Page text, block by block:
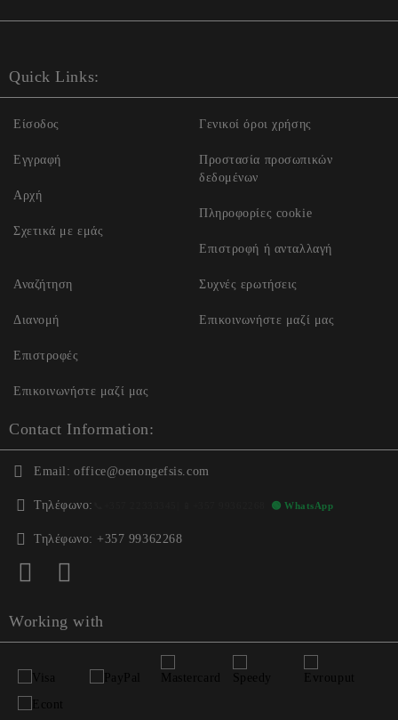
Quick Links:
Είσοδος
Εγγραφή
Αρχή
Σχετικά με εμάς
Γενικοί όροι χρήσης
Προστασία προσωπικών
δεδομένων
Πληροφορίες cookie
Επιστροφή ή ανταλλαγή
Αναζήτηση
Διανομή
Επιστροφές
Επικοινωνήστε μαζί μας
Συχνές ερωτήσεις
Επικοινωνήστε μαζί μας
Contact Information:
Email: office@oenongefsis.com
Τηλέφωνο: 🟢 WhatsApp
Τηλέφωνο: +357 99362268
Working with